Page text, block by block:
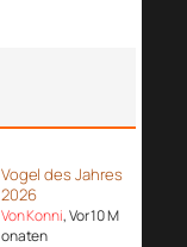
Vogel des Jahres
2026
Von Konni, Vor 10 M
onaten